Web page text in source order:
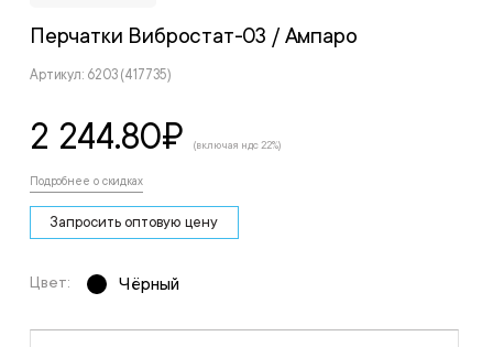
Перчатки Вибростат-03 / Ампаро
Артикул: 6203 (417735)
2 244.80₽ (включая ндс 22%)
Подробнее о скидках
Запросить оптовую цену
Цвет: Чёрный